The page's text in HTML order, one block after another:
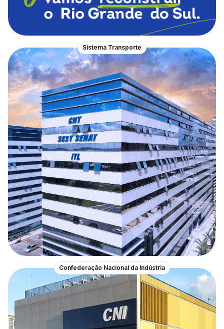
Sistema Transporte
Confederação Nacional da Indústria